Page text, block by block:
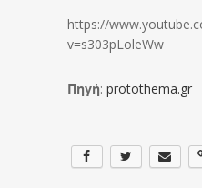
https://
v=s303pLoleWw
Πηγή: protothema.gr